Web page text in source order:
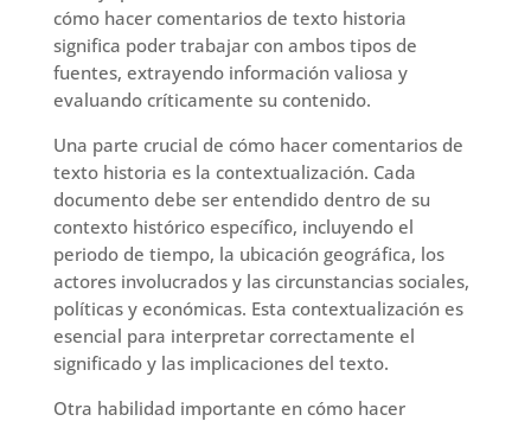
cómo hacer comentarios de texto historia
significa poder trabajar con ambos tipos de
fuentes, extrayendo información valiosa y
evaluando críticamente su contenido.
Una parte crucial de cómo hacer comentarios de
texto historia es la contextualización. Cada
documento debe ser entendido dentro de su
contexto histórico específico, incluyendo el
periodo de tiempo, la ubicación geográfica, los
actores involucrados y las circunstancias sociales,
políticas y económicas. Esta contextualización es
esencial para interpretar correctamente el
significado y las implicaciones del texto.
Otra habilidad importante en cómo hacer